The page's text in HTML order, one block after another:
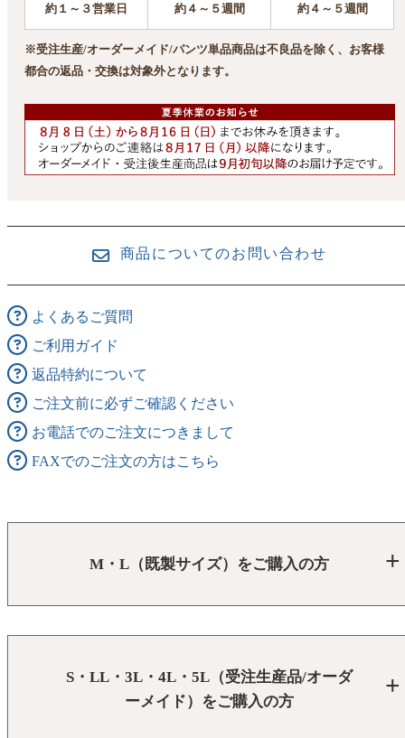
約１～３営業日 約４～５週間 約４～５週間
※受注生産/オーダーメイド/パンツ単品商品は不良品を除く、お客様
都合の返品・交換は対象外となります。
商品についてのお問い合わせ
よくあるご質問
ご利用ガイド
返品特約について
ご注文前に必ずご確認ください
お電話でのご注文につきまして
FAXでのご注文の方はこちら
M・L（既製サイズ）をご購入の方
S・LL・3L・4L・5L（受注生産品/オーダ
ーメイド）をご購入の方